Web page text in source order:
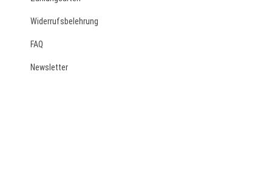
Widerrufsbelehrung
FAQ
Newsletter